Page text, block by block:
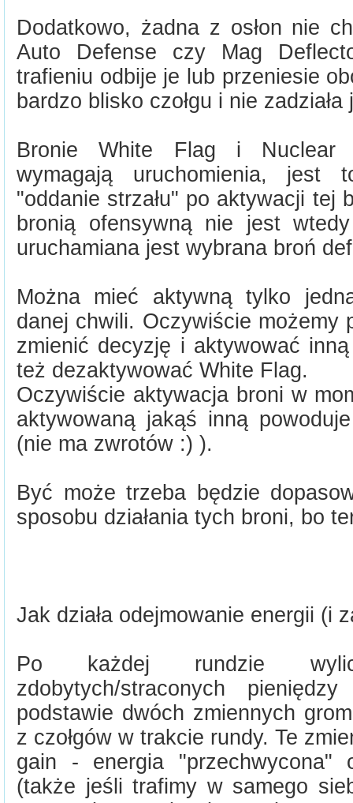
Dodatkowo, żadna z osłon nie
Auto Defense czy Mag
trafieniu odbije je lub przeniesie
bardzo blisko czołgu i nie zadziała
Bronie White Flag i Nuclear
wymagają uruchomienia, jest
"oddanie strzału" po aktywacji tej
bronią ofensywną nie jest
uruchamiana jest wybrana broń
Można mieć aktywną tylko
danej chwili. Oczywiście możemy
zmienić decyzję i aktywować
też dezaktywować White Flag.
Oczywiście aktywacja broni w
aktywowaną jakąś inną
(nie ma zwrotów :) ).
Być może trzeba będzie
sposobu działania tych broni, bo
Jak działa odejmowanie energii (i
Po każdej rundzie
zdobytych/straconych
podstawie dwóch zmiennych
z czołgów w trakcie rundy. Te
gain - energia "przechwycona"
(także jeśli trafimy w samego